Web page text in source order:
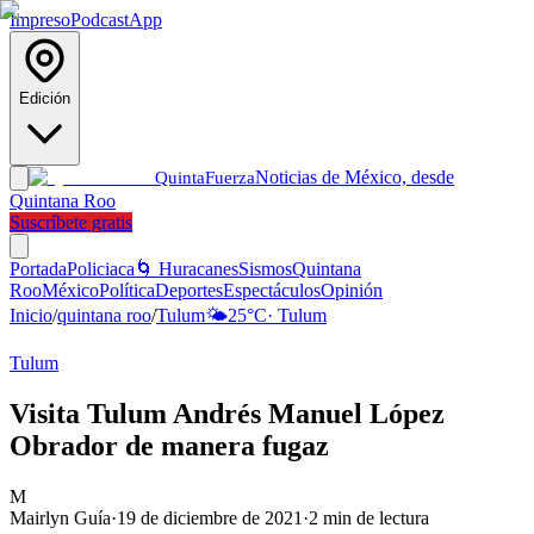
ImpresoPodcastApp
Edición
QuintaFuerzaNoticias de México, desde
Quintana Roo
Suscríbete gratis
PortadaPoliciaca 🌀 HuracanesSismosQuintana
RooMéxicoPolíticaDeportesEspectáculosOpinión
Inicio/quintana roo/Tulum🌤️25°C· Tulum
Tulum
Visita Tulum Andrés Manuel López
Obrador de manera fugaz
M
Mairlyn Guía·19 de diciembre de 2021 ·2 min de lectura